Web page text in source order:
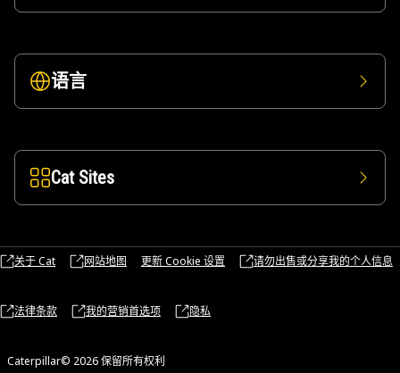
语言
Cat Sites
关于 Cat 网站地图 更新 Cookie 设置 请勿出售或分享我的个人信息
法律条款 我的营销首选项 隐私
Caterpillar© 2026 保留所有权利